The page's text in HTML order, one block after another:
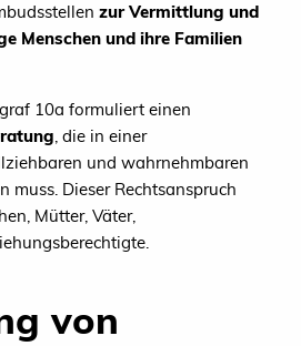
zur Vermittlung und
Menschen und ihre Familien
10a formuliert einen
, die in einer
und wahrnehmbaren
muss. Dieser Rechtsanspruch
Mütter, Väter,
von